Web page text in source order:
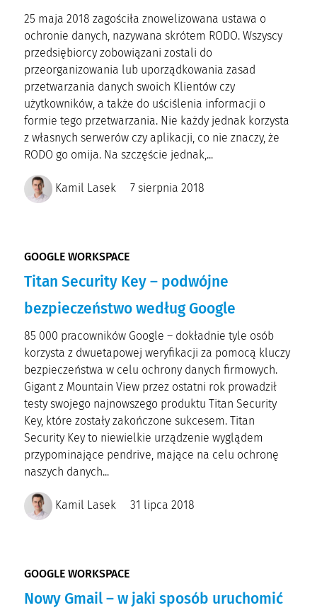
25 maja 2018 zagościła znowelizowana ustawa o
ochronie danych, nazywana skrótem RODO. Wszyscy
przedsiębiorcy zobowiązani zostali do
przeorganizowania lub uporządkowania zasad
przetwarzania danych swoich Klientów czy
użytkowników, a także do uściślenia informacji o
formie tego przetwarzania. Nie każdy jednak korzysta
z własnych serwerów czy aplikacji, co nie znaczy, że
RODO go omija. Na szczęście jednak,...
Kamil Lasek 7 sierpnia 2018
GOOGLE WORKSPACE
Titan Security Key – podwójne
bezpieczeństwo według Google
85 000 pracowników Google – dokładnie tyle osób
korzysta z dwuetapowej weryfikacji za pomocą kluczy
bezpieczeństwa w celu ochrony danych firmowych.
Gigant z Mountain View przez ostatni rok prowadził
testy swojego najnowszego produktu Titan Security
Key, które zostały zakończone sukcesem. Titan
Security Key to niewielkie urządzenie wyglądem
przypominające pendrive, mające na celu ochronę
naszych danych...
Kamil Lasek 31 lipca 2018
GOOGLE WORKSPACE
Nowy Gmail – w jaki sposób uruchomić